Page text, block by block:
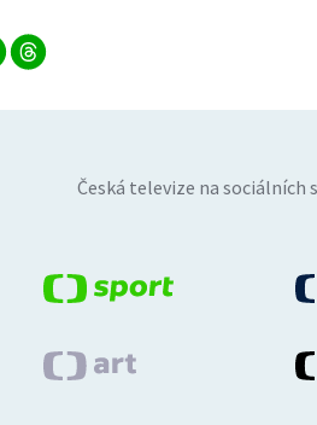
Česká televize na sociálních